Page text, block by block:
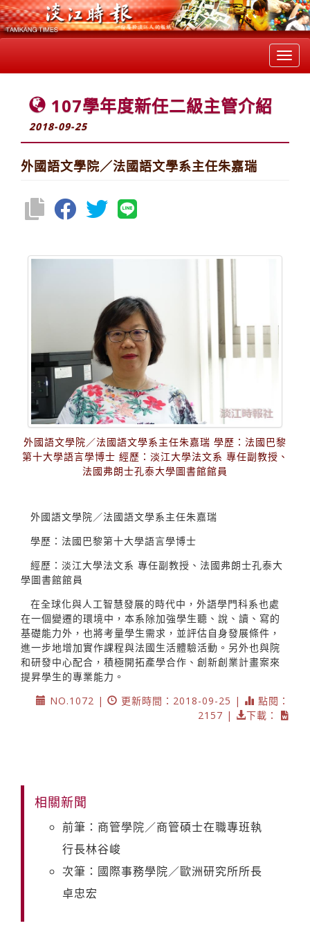
107學年度新任二級主管介紹
2018-09-25
外國語文學院／法國語文學系主任朱嘉瑞
外國語文學院／法國語文學系主任朱嘉瑞 學歷：法國巴黎
第十大學語言學博士 經歷：淡江大學法文系 專任副教授、
法國弗朗士孔泰大學圖書館館員
外國語文學院／法國語文學系主任朱嘉瑞
學歷：法國巴黎第十大學語言學博士
經歷：淡江大學法文系 專任副教授、法國弗朗士孔泰大
學圖書館館員
在全球化與人工智慧發展的時代中，外語學門科系也處
在一個變遷的環境中，本系除加強學生聽、說、讀、寫的
基礎能力外，也將考量學生需求，並評估自身發展條件，
進一步地增加實作課程與法國生活體驗活動。另外也與院
和研發中心配合，積極開拓產學合作、創新創業計畫案來
提昇學生的專業能力。
NO.1072 |
更新時間：2018-09-25 |
點閱：
2157 |
下載：
相關新聞
前筆：商管學院／商管碩士在職專班執
行長林谷峻
次筆：國際事務學院／歐洲研究所所長
卓忠宏